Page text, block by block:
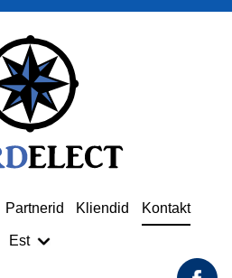
Partnerid Kliendid Kontakt
Est